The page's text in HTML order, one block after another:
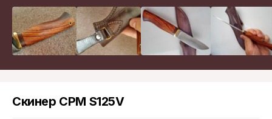
Скинер CPM S125V